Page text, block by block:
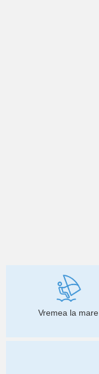
Vremea la mare